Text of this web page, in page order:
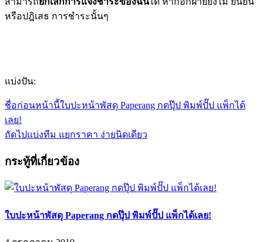
หรือปฎิเสธ การชำระนั้นๆ
แบ่งปัน:
ชื่อก่อนหน้านี้ใบปะหน้าพัสดุ Paperang กดปุ๊ป พิมพ์ปั๊ป แพ็กได้
เลย!
ถัดไปแบ่งทีม แยกราคา ง่ายนิดเดียว
กระทู้ที่เกี่ยวข้อง
ใบปะหน้าพัสดุ Paperang กดปุ๊ป พิมพ์ปั๊ป แพ็กได้เลย!